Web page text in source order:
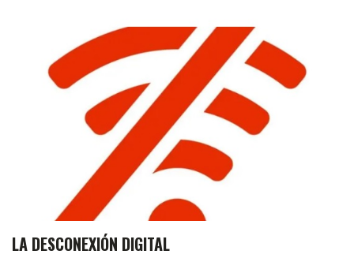
LA DESCONEXIÓN DIGITAL